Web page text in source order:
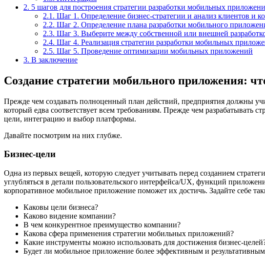
2. 5 шагов для построения стратегии разработки мобильных
2.1. Шаг 1. Определение бизнес-стратегии и анализ клиентов и
2.2. Шаг 2. Определение плана разработки мобильного
2.3. Шаг 3. Выберите между собственной или внешней
2.4. Шаг 4. Реализация стратегии разработки мобильных
2.5. Шаг 5. Проведение оптимизации мобильных приложений
3. В заключение
Создание стратегии мобильного приложения:
Прежде чем создавать полноценный план действий, предприятия должны
который едва соответствует всем требованиям. Прежде чем
цели, интеграцию и выбор платформы.
Давайте посмотрим на них глубже.
Бизнес-цели
Одна из первых вещей, которую следует учитывать перед созданием
углубляться в детали пользовательского интерфейса/UX, функций
корпоративное мобильное приложение поможет их достичь. Задайте себе
Каковы цели бизнеса?
Каково видение компании?
В чем конкурентное преимущество компании?
Какова сфера применения стратегии мобильных приложений?
Какие инструменты можно использовать для достижения бизнес-
Будет ли мобильное приложение более эффективным и